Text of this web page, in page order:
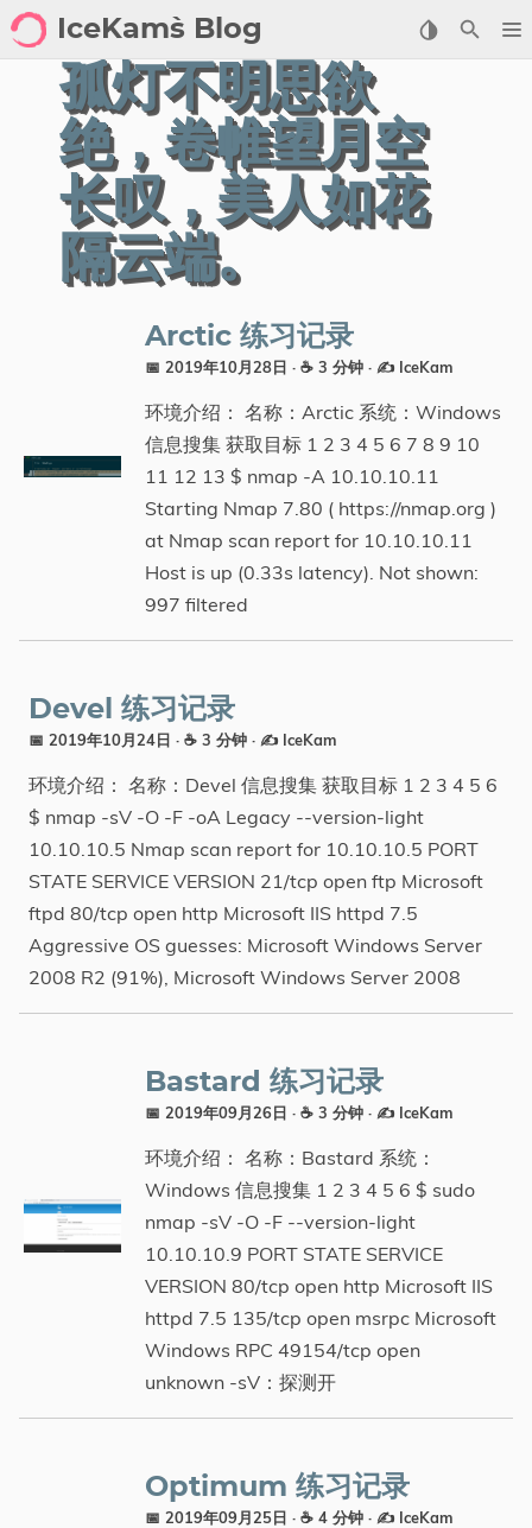
IceKam`s Blog
标签
孤灯不明思欲
绝，卷帷望月空
长叹，美人如花
隔云端。
Arctic 练习记录
📅 2019年10月28日 · ☕ 3 分钟 · ✍️ IceKam
环境介绍： 名称：Arctic 系统：Windows
信息搜集 获取目标 1 2 3 4 5 6 7 8 9 10
11 12 13 $ nmap -A 10.10.10.11
Starting Nmap 7.80 ( https://nmap.org )
at Nmap scan report for 10.10.10.11
Host is up (0.33s latency). Not shown:
997 filtered
Devel 练习记录
📅 2019年10月24日 · ☕ 3 分钟 · ✍️ IceKam
环境介绍： 名称：Devel 信息搜集 获取目标 1 2 3 4 5 6
$ nmap -sV -O -F -oA Legacy --version-light
10.10.10.5 Nmap scan report for 10.10.10.5 PORT
STATE SERVICE VERSION 21/tcp open ftp Microsoft
ftpd 80/tcp open http Microsoft IIS httpd 7.5
Aggressive OS guesses: Microsoft Windows Server
2008 R2 (91%), Microsoft Windows Server 2008
Bastard 练习记录
📅 2019年09月26日 · ☕ 3 分钟 · ✍️ IceKam
环境介绍： 名称：Bastard 系统：
Windows 信息搜集 1 2 3 4 5 6 $ sudo
nmap -sV -O -F --version-light
10.10.10.9 PORT STATE SERVICE
VERSION 80/tcp open http Microsoft IIS
httpd 7.5 135/tcp open msrpc Microsoft
Windows RPC 49154/tcp open
unknown -sV：探测开
Optimum 练习记录
📅 2019年09月25日 · ☕ 4 分钟 · ✍️ IceKam